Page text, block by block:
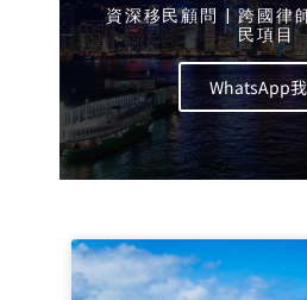
資深移民顧問 | 跨國律
民項目
WhatsApp